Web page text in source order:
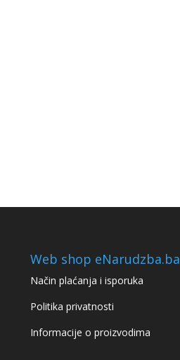
Web shop eNarudzba.ba
Način plaćanja i isporuka
Politika privatnosti
Informacije o proizvodima